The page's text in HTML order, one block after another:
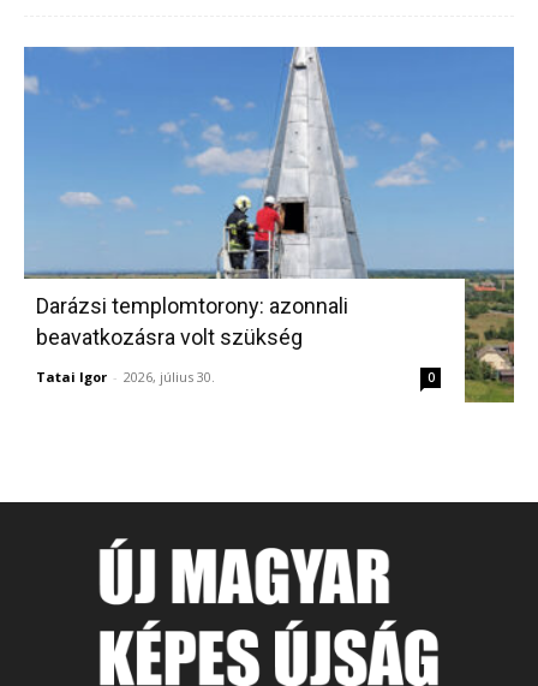
Darázsi templomtorony: azonnali
beavatkozásra volt szükség
Tatai Igor - 2026, július 30. 0